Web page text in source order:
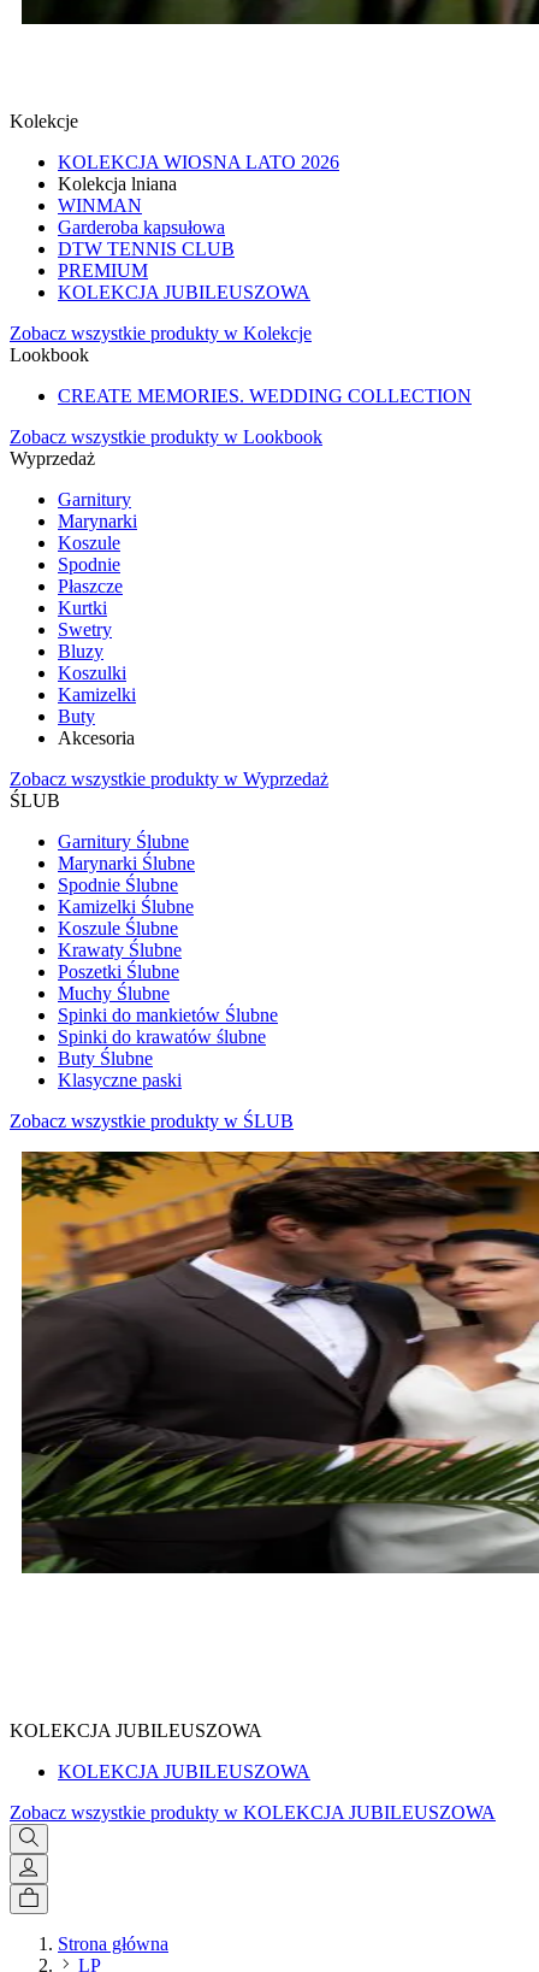
Kolekcje
KOLEKCJA WIOSNA LATO 2026
Kolekcja lniana
WINMAN
Garderoba kapsułowa
DTW TENNIS CLUB
PREMIUM
KOLEKCJA JUBILEUSZOWA
Zobacz wszystkie produkty w Kolekcje
Lookbook
CREATE MEMORIES. WEDDING COLLECTION
Zobacz wszystkie produkty w Lookbook
Wyprzedaż
Garnitury
Marynarki
Koszule
Spodnie
Płaszcze
Kurtki
Swetry
Bluzy
Koszulki
Kamizelki
Buty
Akcesoria
Zobacz wszystkie produkty w Wyprzedaż
ŚLUB
Garnitury Ślubne
Marynarki Ślubne
Spodnie Ślubne
Kamizelki Ślubne
Koszule Ślubne
Krawaty Ślubne
Poszetki Ślubne
Muchy Ślubne
Spinki do mankietów Ślubne
Spinki do krawatów ślubne
Buty Ślubne
Klasyczne paski
Zobacz wszystkie produkty w ŚLUB
KOLEKCJA JUBILEUSZOWA
KOLEKCJA JUBILEUSZOWA
Zobacz wszystkie produkty w KOLEKCJA JUBILEUSZOWA
Strona główna
LP